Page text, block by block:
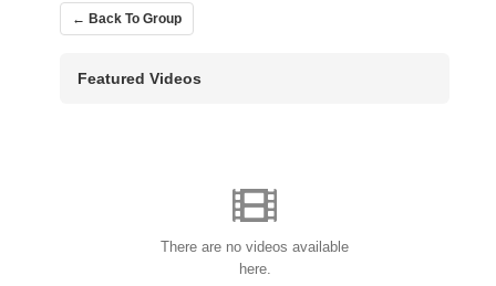
← Back To Group
Featured Videos
There are no videos available
here.